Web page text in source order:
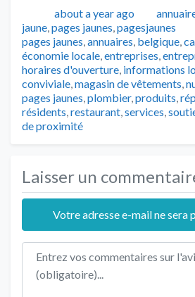
Publié
about a year ago Auteur
jaune,pages jaunes,pagesjaunes
pages jaunes,annuaires, belgique,
économie locale,entreprises,
horaires d'ouverture, informations
conviviale,magasin de vêtements,
pages jaunes,plombier,produits,
résidents,restaurant,services,
de proximité
Laisser un
Votre adresse e-mail ne sera
Texte de l'avis